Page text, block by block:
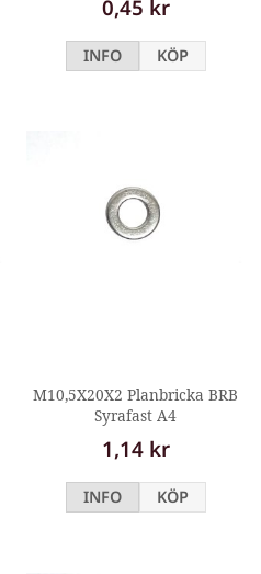
0,45 kr
INFO KÖP
M10,5X20X2 Planbricka BRB
Syrafast A4
1,14 kr
INFO KÖP